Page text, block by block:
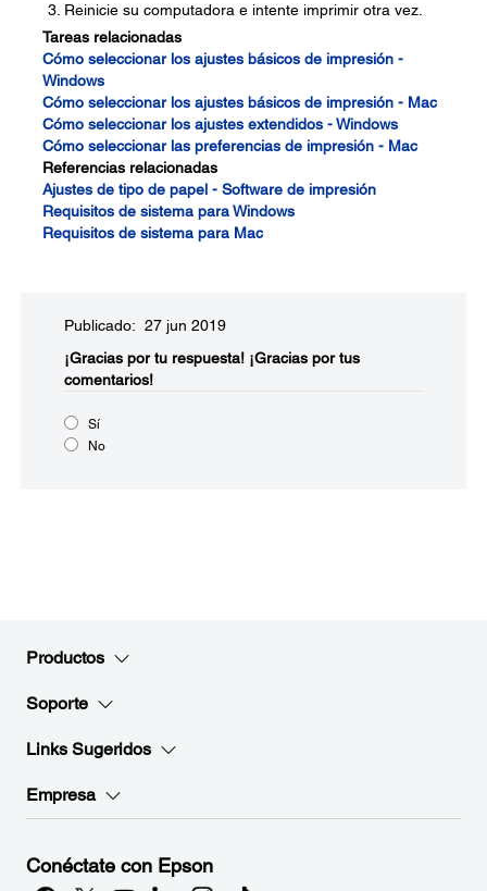
Reinicie su computadora e intente imprimir otra vez.
Tareas relacionadas
Cómo seleccionar los ajustes básicos de impresión -
Windows
Cómo seleccionar los ajustes básicos de impresión - Mac
Cómo seleccionar los ajustes extendidos - Windows
Cómo seleccionar las preferencias de impresión - Mac
Referencias relacionadas
Ajustes de tipo de papel - Software de impresión
Requisitos de sistema para Windows
Requisitos de sistema para Mac
Publicado: 27 jun 2019
¡Gracias por tu respuesta! ¡Gracias por tus
comentarios!
Sí
No
Productos
Soporte
Links Sugeridos
Empresa
Conéctate con Epson